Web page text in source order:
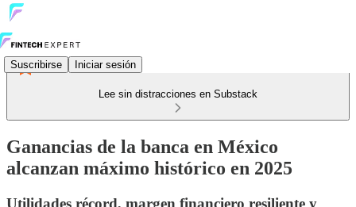
Suscribirse Iniciar sesión
Lee sin distracciones en Substack
Ganancias de la banca en México
alcanzan máximo histórico en 2025
Utilidades récord, margen financiero resiliente y